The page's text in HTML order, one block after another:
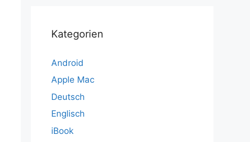
Kategorien
Android
Apple Mac
Deutsch
Englisch
iBook